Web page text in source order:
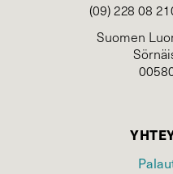
(09) 228 08
Suomen